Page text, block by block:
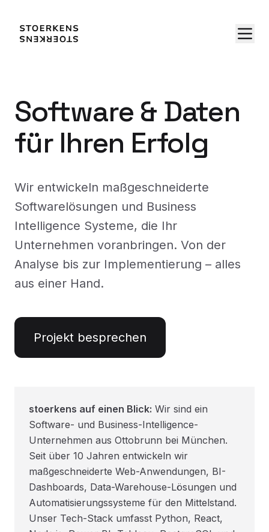
Software & Daten
für Ihren Erfolg
Wir entwickeln maßgeschneiderte
Softwarelösungen und Business
Intelligence Systeme, die Ihr
Unternehmen voranbringen. Von der
Analyse bis zur Implementierung – alles
aus einer Hand.
Projekt besprechen
stoerkens auf einen Blick: Wir sind ein
Software- und Business-Intelligence-
Unternehmen aus Ottobrunn bei München.
Seit über 10 Jahren entwickeln wir
maßgeschneiderte Web-Anwendungen, BI-
Dashboards, Data-Warehouse-Lösungen und
Automatisierungssysteme für den Mittelstand.
Unser Tech-Stack umfasst Python, React,